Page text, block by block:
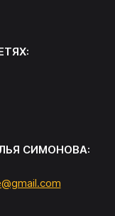
СИМОНОВА: